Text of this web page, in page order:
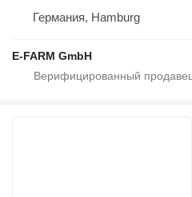
Германия, Hamburg
E-FARM GmbH